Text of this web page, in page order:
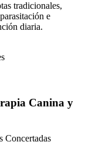
tradicionales,
e
diaria.
Canina y
Concertadas